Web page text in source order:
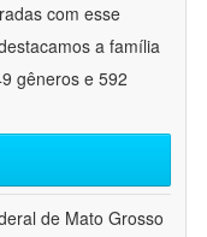
com esse
a família
gêneros e 592
de Mato Grosso